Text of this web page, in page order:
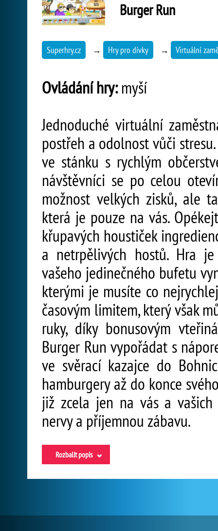
Burger Run
Superhry.cz → Hry pro dívky → Virtuální
Ovládání hry:myší
Jednoduché virtuální
postřeh a odolnost vůči
ve stánku s rychlým
návštěvníci se po celou
možnost velkých zisků, ale
která je pouze na vás.
křupavých houstiček
a netrpělivých hostů. Hra
vašeho jedinečného bufetu
kterými je musíte co
časovým limitem, který však
ruky, díky bonusovým
Burger Run vypořádat s
ve svěrací kazajce do
hamburgery až do konce
již zcela jen na vás a vašich
nervy a příjemnou zábavu.
Rozbalit popis